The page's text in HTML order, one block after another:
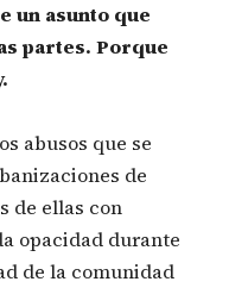
un asunto que
partes. Porque
abusos que se
de
de ellas con
opacidad durante
de la comunidad